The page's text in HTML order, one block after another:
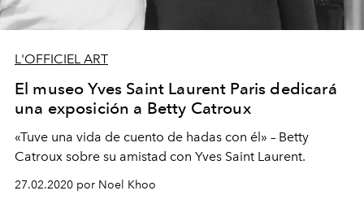
L'OFFICIEL ART
El museo Yves Saint Laurent Paris dedicará
una exposición a Betty Catroux
«Tuve una vida de cuento de hadas con él» – Betty
Catroux sobre su amistad con Yves Saint Laurent.
27.02.2020 por Noel Khoo